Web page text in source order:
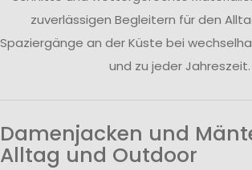
zuverlässigen Begleitern für den
Spaziergänge an der Küste bei
und zu jeder Jahreszeit.
Damenjacken und
Alltag und Outdoor